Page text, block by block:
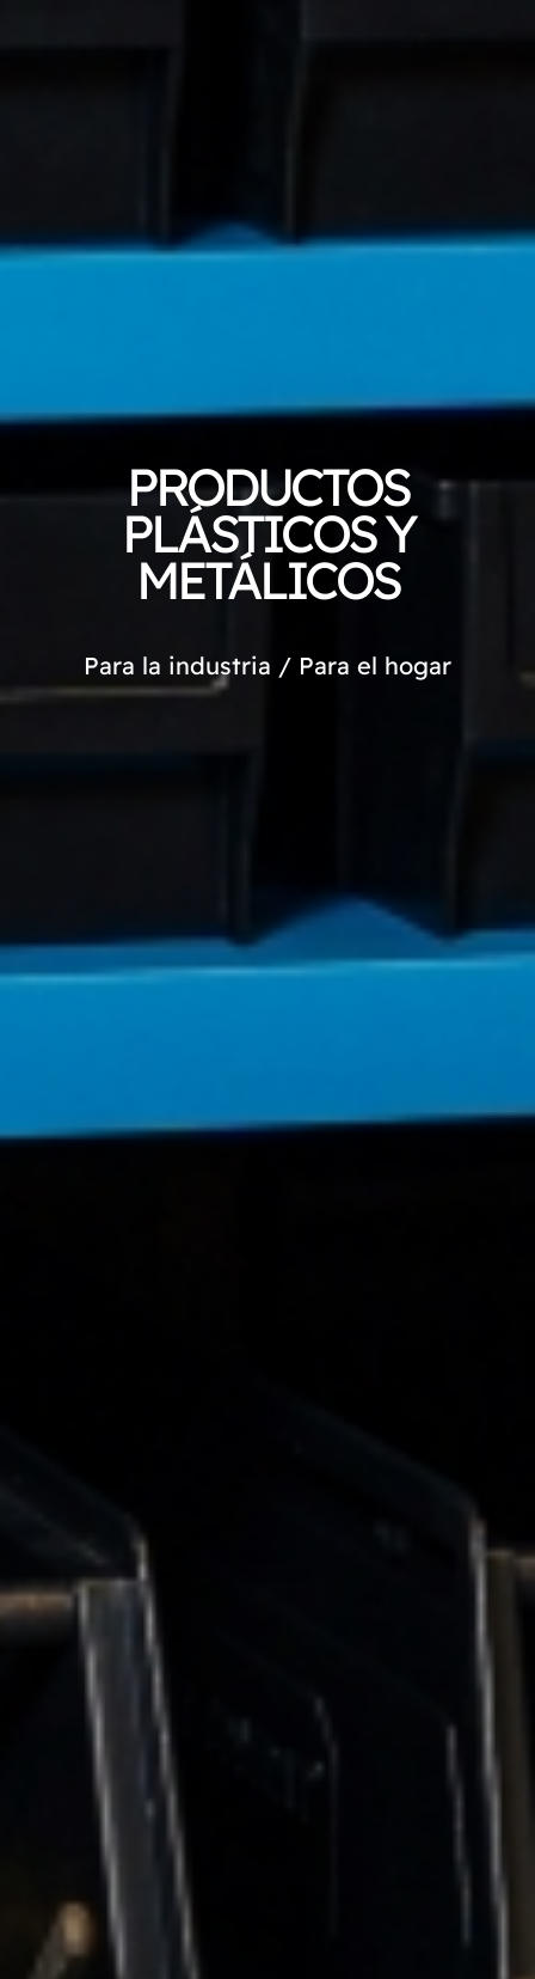
PRODUCTOS
PLÁSTICOS Y
METÁLICOS
Para la industria / Para el hogar